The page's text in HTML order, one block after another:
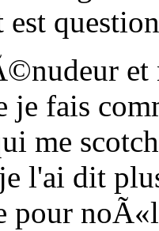
est
et
je fais
me
l'ai dit
pour